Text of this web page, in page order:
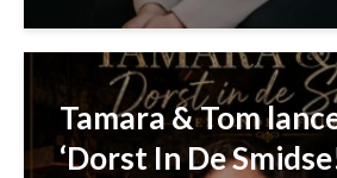
Tamara & Tom
‘Dorst In De